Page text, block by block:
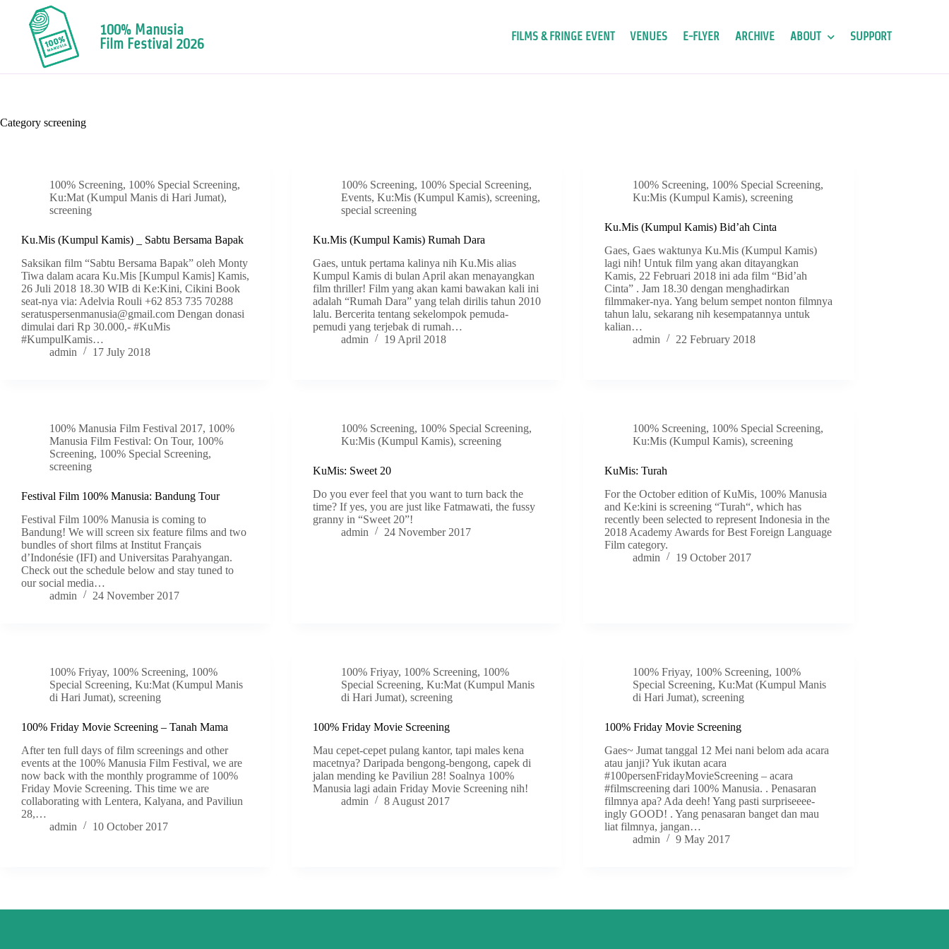
100% Manusia
Film Festival 2026
FILMS & FRINGE EVENT VENUES E-FLYER ARCHIVE ABOUT SUPPORT
Category screening
100% Screening, 100% Special Screening,
Ku:Mat (Kumpul Manis di Hari Jumat),
screening
Ku.Mis (Kumpul Kamis) _ Sabtu Bersama Bapak
Saksikan film “Sabtu Bersama Bapak” oleh Monty
Tiwa dalam acara Ku.Mis [Kumpul Kamis] Kamis,
26 Juli 2018 18.30 WIB di Ke:Kini, Cikini Book
seat-nya via: Adelvia Rouli +62 853 735 70288
seratuspersenmanusia@gmail.com Dengan donasi
dimulai dari Rp 30.000,- #KuMis
#KumpulKamis…
admin
17 July 2018
100% Screening, 100% Special Screening,
Events,Ku:Mis (Kumpul Kamis),screening,
special screening
Ku.Mis (Kumpul Kamis) Rumah Dara
Gaes, untuk pertama kalinya nih Ku.Mis alias
Kumpul Kamis di bulan April akan menayangkan
film thriller! Film yang akan kami bawakan kali ini
adalah “Rumah Dara” yang telah dirilis tahun 2010
lalu. Bercerita tentang sekelompok pemuda-
pemudi yang terjebak di rumah…
admin
19 April 2018
100% Screening, 100% Special Screening,
Ku:Mis (Kumpul Kamis),screening
Ku.Mis (Kumpul Kamis) Bid’ah Cinta
Gaes, Gaes waktunya Ku.Mis (Kumpul Kamis)
lagi nih! Untuk film yang akan ditayangkan
Kamis, 22 Februari 2018 ini ada film “Bid’ah
Cinta” . Jam 18.30 dengan menghadirkan
filmmaker-nya. Yang belum sempet nonton filmnya
tahun lalu, sekarang nih kesempatannya untuk
kalian…
admin
22 February 2018
100% Manusia Film Festival 2017, 100%
Manusia Film Festival: On Tour, 100%
Screening, 100% Special Screening,
screening
Festival Film 100% Manusia: Bandung Tour
Festival Film 100% Manusia is coming to
Bandung! We will screen six feature films and two
bundles of short films at Institut Français
d’Indonésie (IFI) and Universitas Parahyangan.
Check out the schedule below and stay tuned to
our social media…
admin
24 November 2017
100% Screening, 100% Special Screening,
Ku:Mis (Kumpul Kamis),screening
KuMis: Sweet 20
Do you ever feel that you want to turn back the
time? If yes, you are just like Fatmawati, the fussy
granny in “Sweet 20”!
admin
24 November 2017
100% Screening, 100% Special Screening,
Ku:Mis (Kumpul Kamis),screening
KuMis: Turah
For the October edition of KuMis, 100% Manusia
and Ke:kini is screening “Turah“, which has
recently been selected to represent Indonesia in the
2018 Academy Awards for Best Foreign Language
Film category.
admin
19 October 2017
100% Friyay, 100% Screening, 100%
Special Screening, Ku:Mat (Kumpul Manis
di Hari Jumat), screening
100% Friday Movie Screening – Tanah Mama
After ten full days of film screenings and other
events at the 100% Manusia Film Festival, we are
now back with the monthly programme of 100%
Friday Movie Screening. This time we are
collaborating with Lentera, Kalyana, and Paviliun
28,…
admin
10 October 2017
100% Friyay, 100% Screening, 100%
Special Screening,Ku:Mat (Kumpul Manis
di Hari Jumat),screening
100% Friday Movie Screening
Mau cepet-cepet pulang kantor, tapi males kena
macetnya? Daripada bengong-bengong, capek di
jalan mending ke Paviliun 28! Soalnya 100%
Manusia lagi adain Friday Movie Screening nih!
admin
8 August 2017
100% Friyay, 100% Screening, 100%
Special Screening,Ku:Mat (Kumpul Manis
di Hari Jumat),screening
100% Friday Movie Screening
Gaes~ Jumat tanggal 12 Mei nani belom ada acara
atau janji? Yuk ikutan acara
#100persenFridayMovieScreening – acara
#filmscreening dari 100% Manusia. . Penasaran
filmnya apa? Ada deeh! Yang pasti surpriseeee-
ingly GOOD! . Yang penasaran banget dan mau
liat filmnya, jangan…
admin
9 May 2017